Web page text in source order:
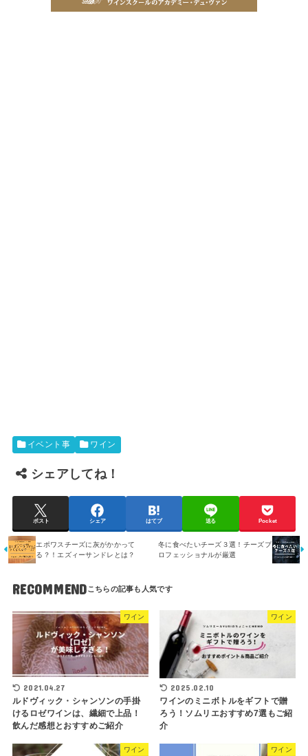
イベント事 ワイン
シェアしてね！
ポスト シェア はてブ 送る Pocket
エポワスチーズに灰がかかって
る？！エズィーサンドレとは？
冬に食べたいチーズ３選！チーズプ
ロフェッショナルが厳選
RECOMMEND
ワイン
2021.04.27
ルドヴィック・シャンソンの手掛
けるロゼワインは、繊細で上品！
飲んだ感想とおすすめご紹介
ワイン
2025.02.10
ワインのミニボトルをギフトで贈
ろう！ソムリエおすすめ7選もご紹
介
ワイン ワイン